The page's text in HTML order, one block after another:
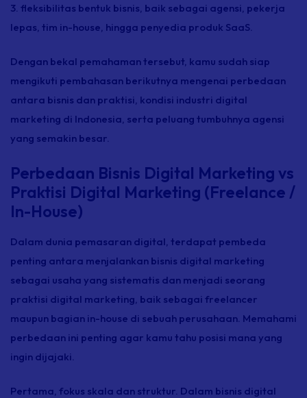
3. fleksibilitas bentuk bisnis, baik sebagai agensi, pekerja
lepas, tim in-house, hingga penyedia produk SaaS.
Dengan bekal pemahaman tersebut, kamu sudah siap
mengikuti pembahasan berikutnya mengenai perbedaan
antara bisnis dan praktisi, kondisi industri digital
marketing di Indonesia, serta peluang tumbuhnya agensi
yang semakin besar.
Perbedaan Bisnis Digital Marketing vs
Praktisi Digital Marketing (Freelance /
In-House)
Dalam dunia pemasaran digital, terdapat pembeda
penting antara menjalankan bisnis digital marketing
sebagai usaha yang sistematis dan menjadi seorang
praktisi digital marketing, baik sebagai freelancer
maupun bagian in-house di sebuah perusahaan. Memahami
perbedaan ini penting agar kamu tahu posisi mana yang
ingin dijajaki.
Pertama, fokus skala dan struktur. Dalam bisnis digital